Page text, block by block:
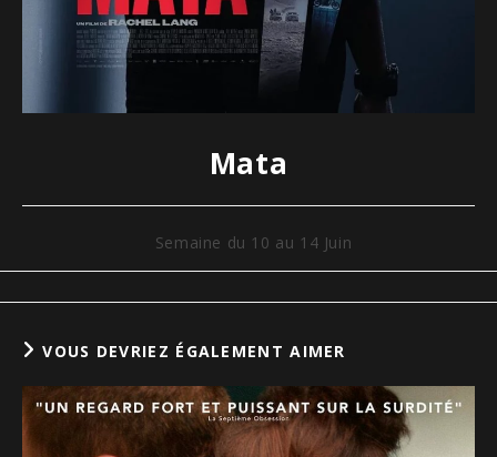
Mata
Semaine du 10 au 14 Juin
VOUS DEVRIEZ ÉGALEMENT AIMER